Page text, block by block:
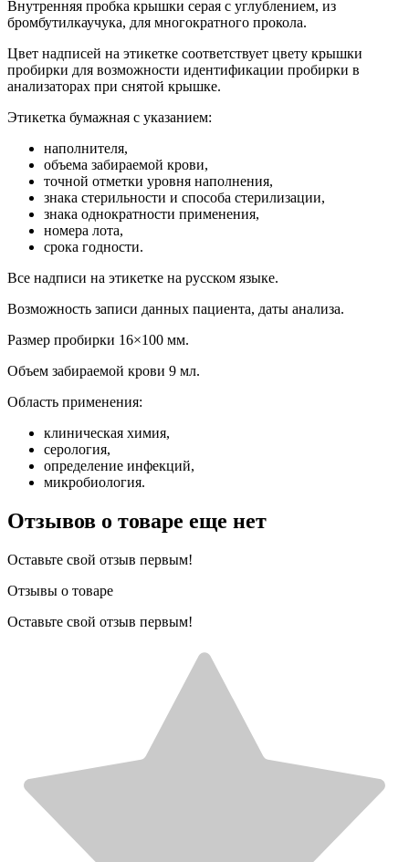
Внутренняя пробка крышки серая с углублением, из
бромбутилкаучука, для многократного прокола.
Цвет надписей на этикетке соответствует цвету крышки
пробирки для возможности идентификации пробирки в
анализаторах при снятой крышке.
Этикетка бумажная с указанием:
наполнителя,
объема забираемой крови,
точной отметки уровня наполнения,
знака стерильности и способа стерилизации,
знака однократности применения,
номера лота,
срока годности.
Все надписи на этикетке на русском языке.
Возможность записи данных пациента, даты анализа.
Размер пробирки 16×100 мм.
Объем забираемой крови 9 мл.
Область применения:
клиническая химия,
серология,
определение инфекций,
микробиология.
Отзывов о товаре еще нет
Оставьте свой отзыв первым!
Отзывы о товаре
Оставьте свой отзыв первым!